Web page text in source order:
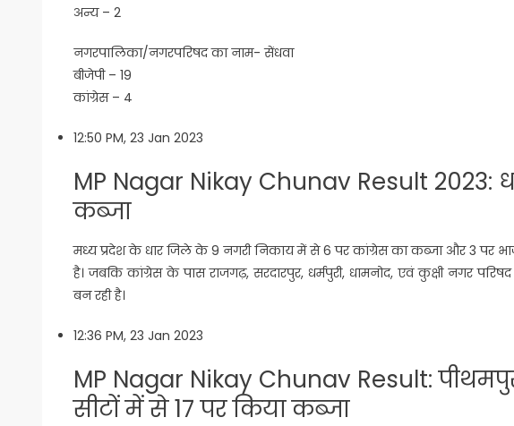
अन्य – 2
नगरपालिका/नगरपरिषद का नाम- सेंधवा
बीजेपी – 19
कांग्रेस – 4
12:50 PM, 23 Jan 2023
MP Nagar Nikay Chunav Result 2023:
कब्जा
मध्य प्रदेश के धार जिले के 9 नगरी निकाय में से 6 पर कांग्रेस का कब्जा और 3 पर
है। जबकि कांग्रेस के पास राजगढ़, सरदारपुर, धर्मपुरी, धामनोद, एवं कुक्षी नगर
बन रही है।
12:36 PM, 23 Jan 2023
MP Nagar Nikay Chunav Result: पीथमपुर
सीटों में से 17 पर किया कब्जा